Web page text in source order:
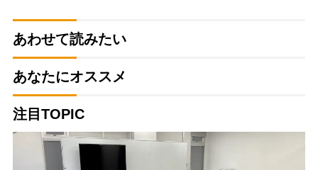
あわせて読みたい
あなたにオススメ
注目TOPIC